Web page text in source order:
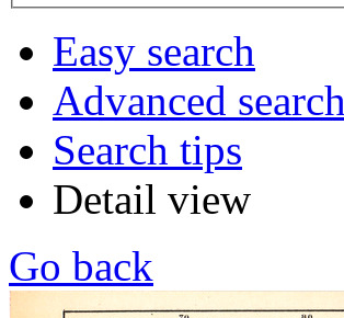
Easy search
Advanced search
Search tips
Detail view
Go back